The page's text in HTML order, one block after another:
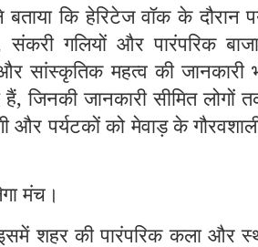
कि हेरिटेज वॉक के दौरान
संकरी गलियों और पारंपरिक
सांस्कृतिक महत्व की जानकारी
जिनकी जानकारी सीमित लोगों
और पर्यटकों को मेवाड़ के
मंच।
शहर की पारंपरिक कला और